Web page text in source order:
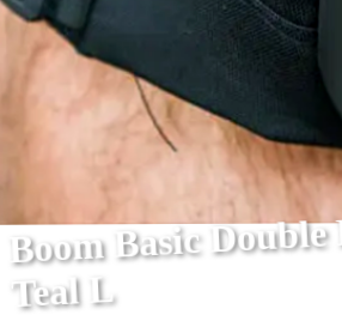
Boom Basic Double
Teal L